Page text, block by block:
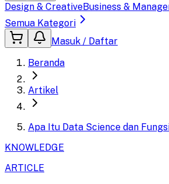
Design & CreativeBusiness &
Semua Kategori
Masuk / Daftar
Beranda
Artikel
Apa Itu Data Science dan
KNOWLEDGE
ARTICLE